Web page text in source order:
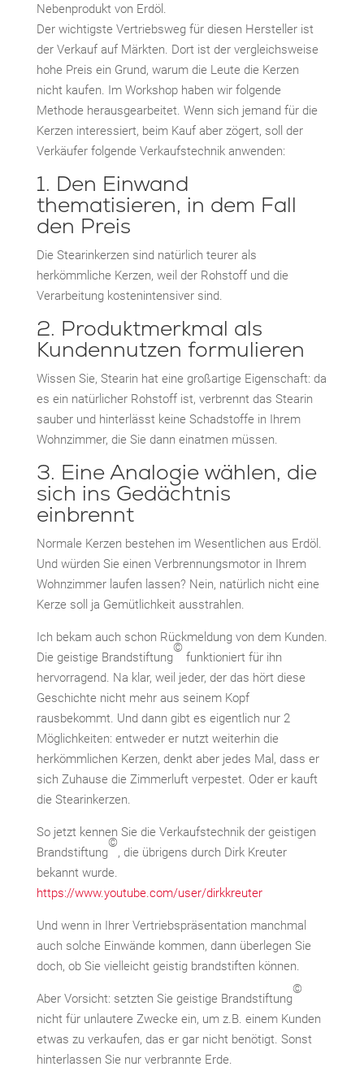
Nebenprodukt von Erdöl.
Der wichtigste Vertriebsweg für diesen Hersteller ist
der Verkauf auf Märkten. Dort ist der vergleichsweise
hohe Preis ein Grund, warum die Leute die Kerzen
nicht kaufen. Im Workshop haben wir folgende
Methode herausgearbeitet. Wenn sich jemand für die
Kerzen interessiert, beim Kauf aber zögert, soll der
Verkäufer folgende Verkaufstechnik anwenden:
1. Den Einwand
thematisieren, in dem Fall
den Preis
Die Stearinkerzen sind natürlich teurer als
herkömmliche Kerzen, weil der Rohstoff und die
Verarbeitung kostenintensiver sind.
2. Produktmerkmal als
Kundennutzen formulieren
Wissen Sie, Stearin hat eine großartige Eigenschaft: da
es ein natürlicher Rohstoff ist, verbrennt das Stearin
sauber und hinterlässt keine Schadstoffe in Ihrem
Wohnzimmer, die Sie dann einatmen müssen.
3. Eine Analogie wählen, die
sich ins Gedächtnis
einbrennt
Normale Kerzen bestehen im Wesentlichen aus Erdöl.
Und würden Sie einen Verbrennungsmotor in Ihrem
Wohnzimmer laufen lassen? Nein, natürlich nicht eine
Kerze soll ja Gemütlichkeit ausstrahlen.
Ich bekam auch schon Rückmeldung von dem Kunden.
Die geistige Brandstiftung
©
funktioniert für ihn
hervorragend. Na klar, weil jeder, der das hört diese
Geschichte nicht mehr aus seinem Kopf
rausbekommt. Und dann gibt es eigentlich nur 2
Möglichkeiten: entweder er nutzt weiterhin die
herkömmlichen Kerzen, denkt aber jedes Mal, dass er
sich Zuhause die Zimmerluft verpestet. Oder er kauft
die Stearinkerzen.
So jetzt kennen Sie die Verkaufstechnik der geistigen
Brandstiftung
©
, die übrigens durch Dirk Kreuter
bekannt wurde.
https://www.youtube.com/user/dirkkreuter
Und wenn in Ihrer Vertriebspräsentation manchmal
auch solche Einwände kommen, dann überlegen Sie
doch, ob Sie vielleicht geistig brandstiften können.
Aber Vorsicht: setzten Sie geistige Brandstiftung
©
nicht für unlautere Zwecke ein, um z.B. einem Kunden
etwas zu verkaufen, das er gar nicht benötigt. Sonst
hinterlassen Sie nur verbrannte Erde.